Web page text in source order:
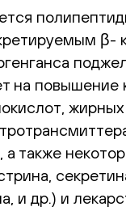
β-
на повышение
жирных
а также
и др.) и